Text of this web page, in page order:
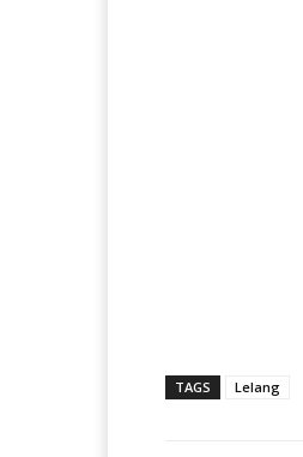
TAGS Lelang